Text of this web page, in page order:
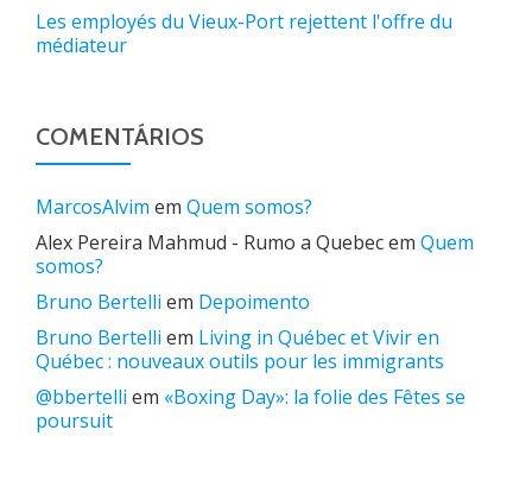
Les employés du Vieux-Port rejettent l'offre du
médiateur
COMENTÁRIOS
MarcosAlvim em Quem somos?
Alex Pereira Mahmud - Rumo a Quebecem Quem
somos?
Bruno Bertelli em Depoimento
Bruno Bertelli em Living in Québec et Vivir en
Québec : nouveaux outils pour les immigrants
@bbertelli em «Boxing Day»: la folie des Fêtes se
poursuit